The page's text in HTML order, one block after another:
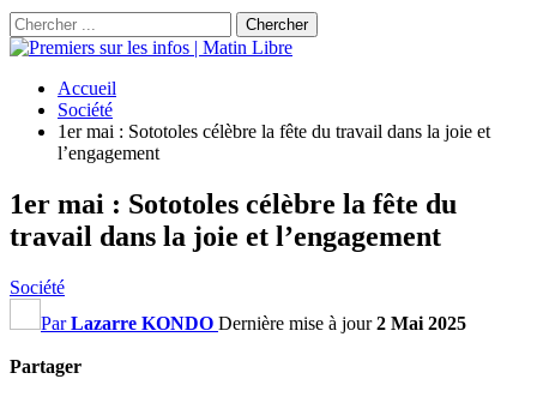
Accueil
Société
1er mai : Sototoles célèbre la fête du travail dans la joie et
l’engagement
1er mai : Sototoles célèbre la fête du
travail dans la joie et l’engagement
Société
ParLazarre KONDO Dernière mise à jour2 Mai 2025
Partager